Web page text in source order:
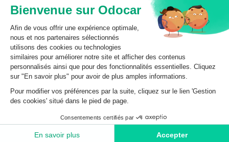
Ajouter au panier
Les données affichées ici, particulièrement la base de donnée
complète, ne doivent pas être copiées. Il est interdit d’exploiter les
données ou la base de données complète, de laisser un tiers les
exploiter, ni de les rendre accessible à un tiers, sans accord
préalable de TecDoc. Toute infraction constitue une violation des
droits d’auteur et fera l’objet de poursuites.
odocar2026©
CGV Particuliers
CGV Professionnels
Données personnelles